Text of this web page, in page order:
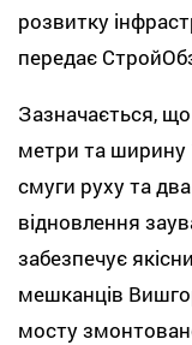
розвитку
передає
Зазначається,
метри та ширину
смуги руху та
відновлення
забезпечує
мешканців
мосту